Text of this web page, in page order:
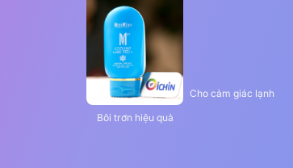
Bôi trơn hiệu quả
Cho cảm giác lạnh